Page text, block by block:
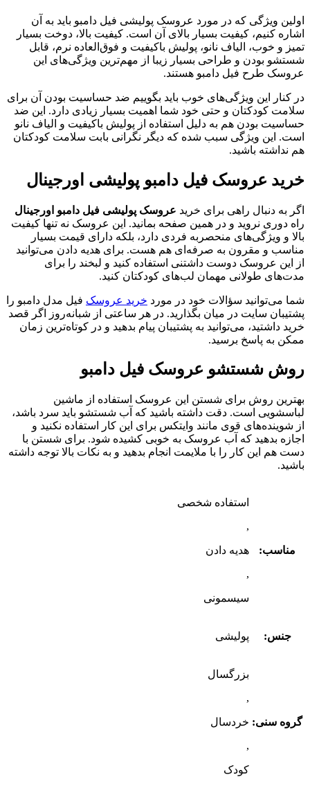
اولین ویژگی که در مورد عروسک پولیشی فیل دامبو باید به آن
اشاره کنیم، کیفیت بسیار بالای آن است. کیفیت بالا، دوخت بسیار
تمیز و خوب، الیاف نانو، پولیش باکیفیت و فوق‌العاده نرم، قابل
شستشو بودن و طراحی بسیار زیبا از مهم‌ترین ویژگی‌های این
عروسک طرح فیل دامبو هستند.
در کنار این ویژگی‌های خوب باید بگوییم ضد حساسیت بودن آن برای
سلامت کودکتان و حتی خود شما اهمیت بسیار زیادی دارد. این ضد
حساسیت بودن هم به دلیل استفاده از پولیش باکیفیت و الیاف نانو
است. این ویژگی سبب شده که دیگر نگرانی بابت سلامت کودکتان
هم نداشته باشید.
خرید عروسک فیل دامبو پولیشی اورجینال
اگر به دنبال راهی برای خرید عروسک پولیشی فیل دامبو اورجینال
راه دوری نروید و در همین صفحه بمانید. این عروسک نه‌ تنها کیفیت
بالا و ویژگی‌های منحصربه ‎فردی دارد، بلکه دارای قیمت بسیار
مناسب و مقرون‌ به‌ صرفه‌ای هم هست. برای هدیه دادن می‌توانید
از این عروسک دوست داشتنی استفاده کنید و لبخند را برای
مدت‌های طولانی مهمان لب‌های کودکتان کنید.
شما می‌توانید سؤالات خود در مورد خرید عروسک فیل مدل دامبو را
پشتیبان سایت در میان بگذارید. در هر ساعتی از شبانه‌روز اگر قصد
خرید داشتید، می‌توانید به پشتیبان پیام بدهید و در کوتاه‌ترین زمان
ممکن به پاسخ برسید.
روش شستشو عروسک فیل دامبو
بهترین روش برای شستن این عروسک استفاده از ماشین
لباسشویی است. دقت داشته باشید که آب شستشو باید سرد باشد،
از شوینده‌های قوی مانند وایتکس برای این کار استفاده نکنید و
اجازه بدهید که آب عروسک به خوبی کشیده شود. برای شستن با
دست هم این کار را با ملایمت انجام بدهید و به نکات بالا توجه داشته
باشید.
مناسب:
استفاده شخصی
,
هدیه دادن
,
سیسمونی
جنس: پولیشی
گروه سنی:
بزرگسال
,
خردسال
,
کودک